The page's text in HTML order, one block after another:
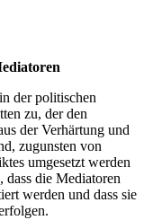
der politischen
zu, der den
der Verhärtung und
zugunsten von
umgesetzt werden
dass die Mediatoren
werden und dass sie